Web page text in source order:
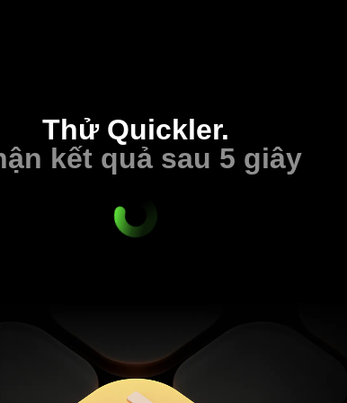
Thử Quickler.
kết quả sau 5 giây